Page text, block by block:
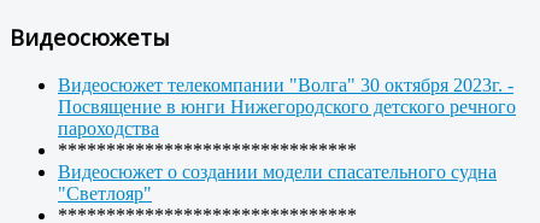
Видеосюжеты
Видеосюжет телекомпании "Волга" 30 октября 2023г. -
Посвящение в юнги Нижегородского детского речного
пароходства
*******************************
Видеосюжет о создании модели спасательного судна
"Светлояр"
*******************************